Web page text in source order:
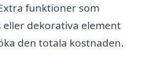
funktioner som
eller dekorativa element
den totala kostnaden.